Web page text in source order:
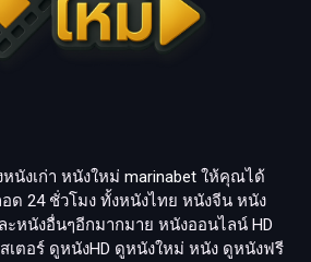
นังเก่า หนังใหม่ marinabet ให้คุณได้
ด 24 ชั่วโมง ทั้งหนังไทย หนังจีน หนัง
ะหนังอื่นๆอีกมากมาย หนังออนไลน์ HD
เตอร์ ดูหนังHD ดูหนังใหม่ หนัง ดูหนังฟรี